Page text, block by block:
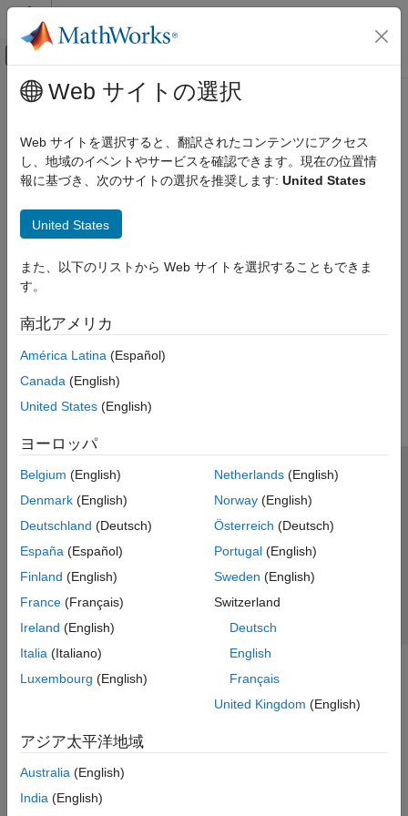
コンテンツへスキップ
オフキャンバス ナビゲーション メ
ドキュメンテーションのホーム
メインコンテンツ
Web サイトの選択
Web サイトを選択すると、翻訳されたコンテンツにアクセス
し、地域のイベントやサービスを確認できます。現在の位置情
報に基づき、次のサイトの選択を推奨します: United States
United States
また、以下のリストから Web サイトを選択することもできま
す。
南北アメリカ
América Latina (Español)
Canada (English)
United States (English)
ヨーロッパ
Belgium (English)
Denmark (English)
Deutschland (Deutsch)
España (Español)
Finland (English)
France (Français)
Ireland (English)
Italia (Italiano)
Luxembourg (English)
Netherlands(English)
Norway(English)
Österreich (Deutsch)
Portugal(English)
Sweden (English)
Switzerland
Deutsch
English
Français
United Kingdom (English)
アジア太平洋地域
Australia (English)
India (English)
トラストセンター
プライバシー ポリシー
違法コピー防止
アプリケーション ステータス
© 1994-2026 The MathWorks, Inc.